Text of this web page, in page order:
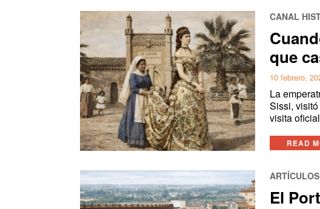
CANAL
que
10 febrero,
La
Sissi,
visita
READ
ARTÍCULOS
El